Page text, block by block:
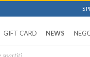
GIFT CARD NEWS